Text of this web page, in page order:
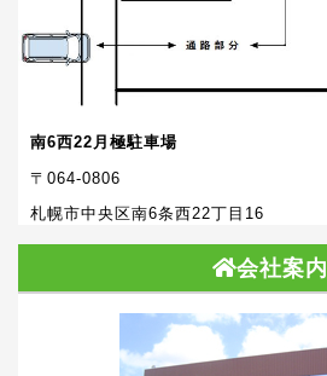
南6西22月極駐車場
〒064-0806
札幌市中央区南6条西22丁目16
会社案内